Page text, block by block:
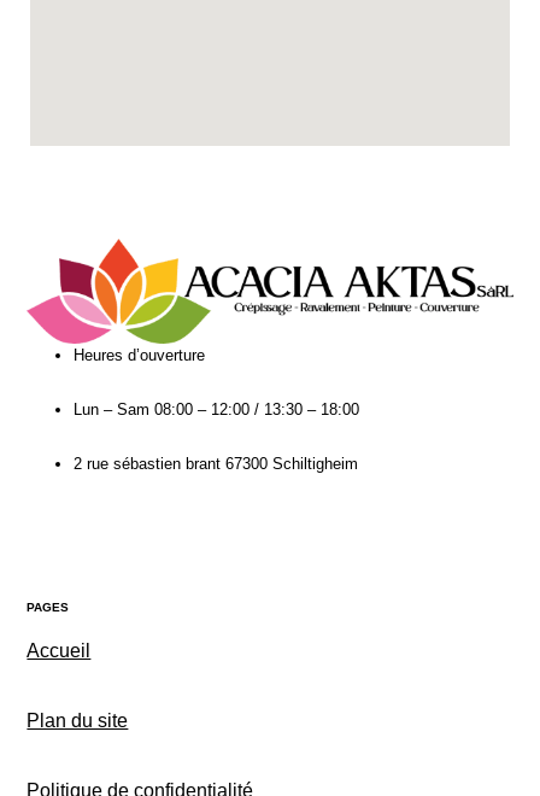
Heures d’ouverture​
Lun – Sam 08:00 – 12:00 / 13:30 – 18:00
2 rue sébastien brant 67300 Schiltigheim
PAGES
Accueil
Plan du site
Politique deconfidentialité